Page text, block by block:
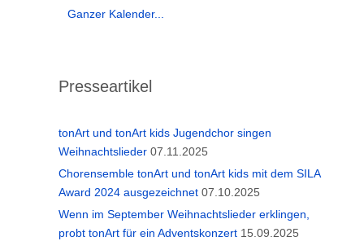
Ganzer Kalender...
Presseartikel
tonArt und tonArt kids Jugendchor singen
Weihnachtslieder 07.11.2025
Chorensemble tonArt und tonArt kids mit dem SILA
Award 2024 ausgezeichnet 07.10.2025
Wenn im September Weihnachtslieder erklingen,
probt tonArt für ein Adventskonzert 15.09.2025